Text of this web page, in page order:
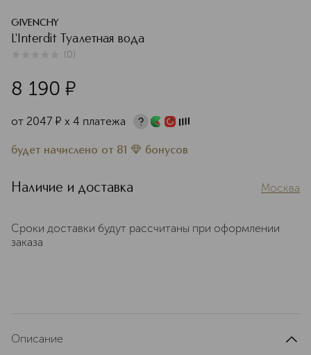
GIVENCHY
L'Interdit Туалетная вода
(0)
8 190 ¤
от 2047 ¤ х 4 платежа
будет начислено от 81 бонусов
Наличие и доставка Москва
Сроки доставки будут рассчитаны при оформлении
заказа
Описание